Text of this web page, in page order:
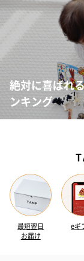
絶対に喜ばれ
ンキング
最短翌日
お届け
eギ